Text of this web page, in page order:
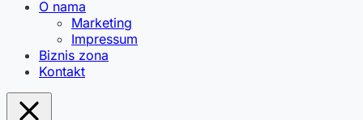
O nama
Marketing
Impressum
Biznis zona
Kontakt